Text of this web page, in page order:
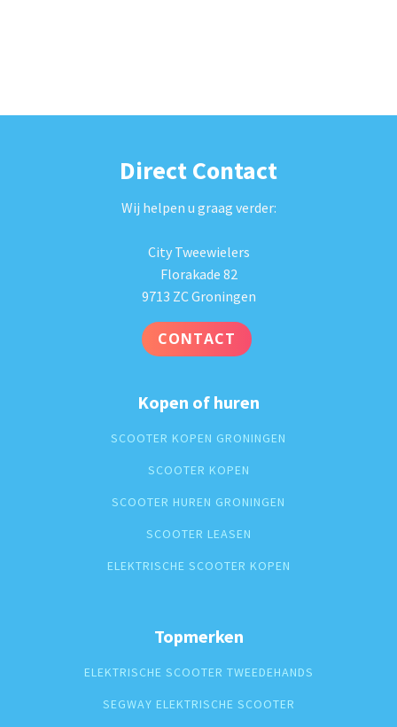
Direct Contact
Wij helpen u graag verder:
City Tweewielers
Florakade 82
9713 ZC Groningen
CONTACT
Kopen of huren
SCOOTER KOPEN GRONINGEN
SCOOTER KOPEN
SCOOTER HUREN GRONINGEN
SCOOTER LEASEN
ELEKTRISCHE SCOOTER KOPEN
Topmerken
ELEKTRISCHE SCOOTER TWEEDEHANDS
SEGWAY ELEKTRISCHE SCOOTER